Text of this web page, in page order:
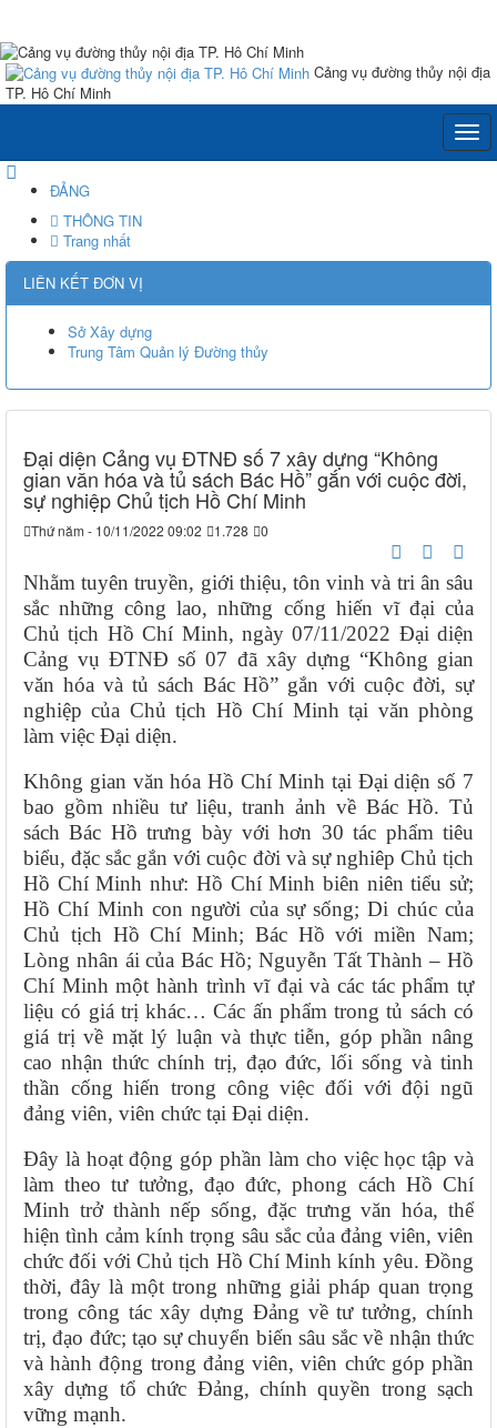
Cảng vụ đường thủy nội địa
TP. Hô Chí Minh
ĐẢNG
THÔNG TIN
Trang nhất
LIÊN KẾT ĐƠN VỊ
Sở Xây dựng
Trung Tâm Quản lý Đường thủy
Đại diện Cảng vụ ĐTNĐ số 7 xây dựng “Không
gian văn hóa và tủ sách Bác Hồ” gắn với cuộc đời,
sự nghiệp Chủ tịch Hồ Chí Minh
Thứ năm - 10/11/2022 09:02 1.728 0
Nhằm tuyên truyền, giới thiệu, tôn vinh và tri ân sâu
sắc những công lao, những cống hiến vĩ đại của
Chủ tịch Hồ Chí Minh, ngày 07/11/2022 Đại diện
Cảng vụ ĐTNĐ số 07 đã xây dựng “Không gian
văn hóa và tủ sách Bác Hồ” gắn với cuộc đời, sự
nghiệp của Chủ tịch Hồ Chí Minh tại văn phòng
làm việc Đại diện.
Không gian văn hóa Hồ Chí Minh tại Đại diện số 7
bao gồm nhiều tư liệu, tranh ảnh về Bác Hồ. Tủ
sách Bác Hồ trưng bày với hơn 30 tác phẩm tiêu
biểu, đặc sắc gắn với cuộc đời và sự nghiêp Chủ tịch
Hồ Chí Minh như: Hồ Chí Minh biên niên tiểu sử;
Hồ Chí Minh con người của sự sống; Di chúc của
Chủ tịch Hồ Chí Minh; Bác Hồ với miền Nam;
Lòng nhân ái của Bác Hồ; Nguyễn Tất Thành – Hồ
Chí Minh một hành trình vĩ đại và các tác phẩm tự
liệu có giá trị khác… Các ấn phẩm trong tủ sách có
giá trị về mặt lý luận và thực tiễn, góp phần nâng
cao nhận thức chính trị, đạo đức, lối sống và tinh
thần cống hiến trong công việc đối với đội ngũ
đảng viên, viên chức tại Đại diện.
Đây là hoạt động góp phần làm cho việc học tập và
làm theo tư tưởng, đạo đức, phong cách Hồ Chí
Minh trở thành nếp sống, đặc trưng văn hóa, thể
hiện tình cảm kính trọng sâu sắc của đảng viên, viên
chức đối với Chủ tịch Hồ Chí Minh kính yêu. Đồng
thời, đây là một trong những giải pháp quan trọng
trong công tác xây dựng Đảng về tư tưởng, chính
trị, đạo đức; tạo sự chuyển biến sâu sắc về nhận thức
và hành động trong đảng viên, viên chức góp phần
xây dựng tổ chức Đảng, chính quyền trong sạch
vững mạnh.